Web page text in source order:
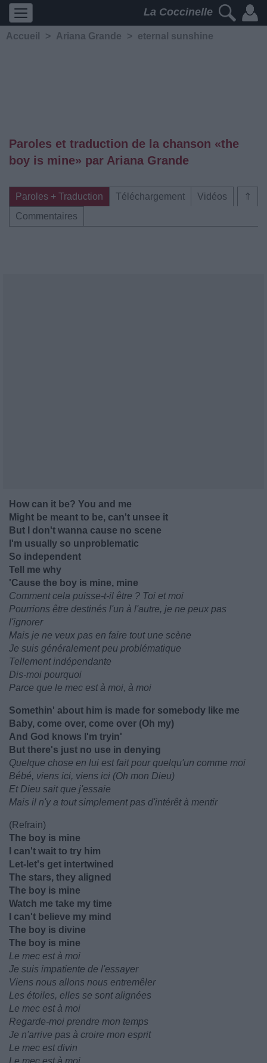
La Coccinelle
Accueil > Ariana Grande > eternal sunshine
Paroles et traduction de la chanson «​the
boy is mine» par Ariana Grande
⇑
Paroles + Traduction Téléchargement
Vidéos
Commentaires
How can it be? You and me
Might be meant to be, can't unsee it
But I don't wanna cause no scene
I'm usually so unproblematic
So independent
Tell me why
'Cause the boy is mine, mine
Comment cela puisse-t-il être ? Toi et moi
Pourrions être destinés l'un à l'autre, je ne peux pas
l'ignorer
Mais je ne veux pas en faire tout une scène
Je suis généralement peu problématique
Tellement indépendante
Dis-moi pourquoi
Parce que le mec est à moi, à moi
Somethin' about him is made for somebody like me
Baby, come over, come over (Oh my)
And God knows I'm tryin'
But there's just no use in denying
Quelque chose en lui est fait pour quelqu'un comme moi
Bébé, viens ici, viens ici (Oh mon Dieu)
Et Dieu sait que j'essaie
Mais il n'y a tout simplement pas d'intérêt à mentir
(Refrain)
The boy is mine
I can't wait to try him
Let-let's get intertwined
The stars, they aligned
The boy is minе
Watch me take my time
I can't bеlieve my mind
The boy is divine
The boy is mine
Le mec est à moi
Je suis impatiente de l'essayer
Viens nous allons nous entremêler
Les étoiles, elles se sont alignées
Le mec est à moi
Regarde-moi prendre mon temps
Je n'arrive pas à croire mon esprit
Le mec est divin
Le mec est à moi